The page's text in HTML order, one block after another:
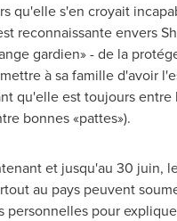
qu'elle s'en croyait
reconnaissante envers
gardien» - de la
à sa famille d'avoir
qu'elle est toujours entre
bonnes «pattes»).
et jusqu'au 30 juin,
au pays peuvent
personnelles pour